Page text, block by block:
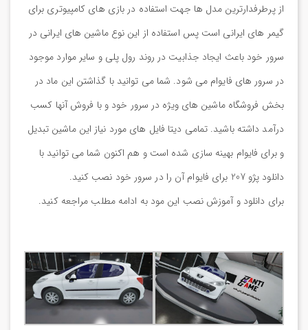
از پرطرفدارترین مدل ها جهت استفاده در بازی های کامپیوتری برای
گیمر های ایرانی است پس استفاده از این نوع ماشین های ایرانی در
سرور خود باعث ایجاد جذابیت در روند رول پلی و سایر موارد موجود
در سرور های فایوام می شود. شما می توانید با گذاشتن این ماد در
بخش فروشگاه ماشین های ویژه در سرور خود و با فروش آنها کسب
درآمد داشته باشید. تمامی دیتا فایل های مورد نیاز این ماشین تبدیل
و برای فایوام بهینه سازی شده است و هم اکنون شما می توانید با
دانلود پژو 207 برای فایوام آن را در سرور خود نصب کنید.
برای دانلود و آموزش نصب این مود به ادامه مطلب مراجعه کنید.